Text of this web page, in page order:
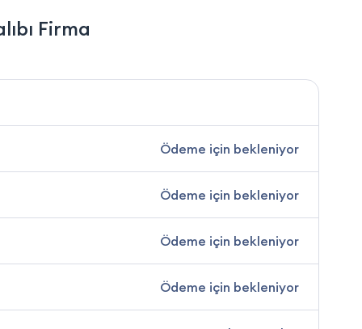
Firma
Ödeme için bekleniyor
Ödeme için bekleniyor
Ödeme için bekleniyor
Ödeme için bekleniyor